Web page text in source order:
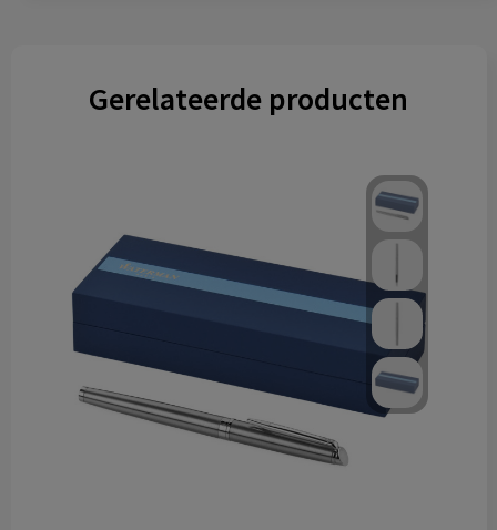
Gerelateerde producten